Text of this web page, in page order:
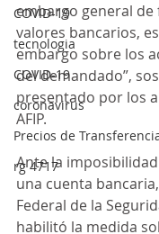
COVID-19
tecnologia
COVID-19
coronavirus
Precios de
rg 4717
embargo general de
valores bancarios,
embargo sobre los
del demandado”,
presentado por los
AFIP.
Ante la
una cuenta
Federal de la
habilitó la medida